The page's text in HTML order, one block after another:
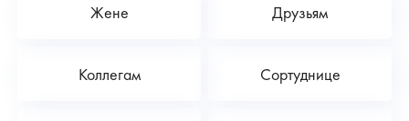
Жене Друзьям
Коллегам Сортуднице